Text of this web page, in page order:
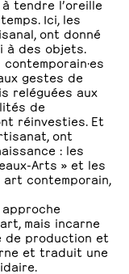
tendre l’oreille
Ici, les
ont donné
à des objets.
gestes de
reléguées aux
de
réinvesties. Et
ont
: les
Arts » et les
contemporain,
mais incarne
de production et
et traduit une